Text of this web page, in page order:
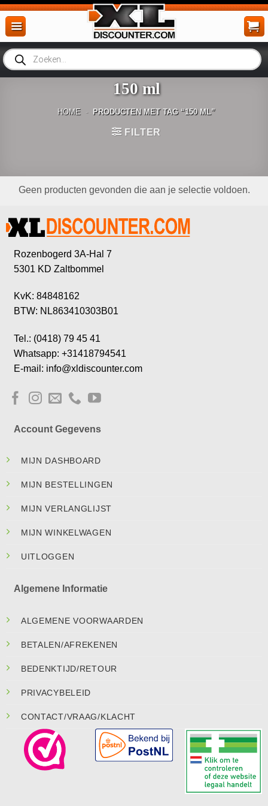
Ga
naar
inhoud
Producten
zoeken
150 ml
HOME - PRODUCTEN MET TAG “150 ML”
FILTER
Geen producten gevonden die aan je selectie voldoen.
Rozenbogerd 3A-Hal 7
5301 KD Zaltbommel
KvK: 84848162
BTW: NL863410303B01
Tel.: (0418) 79 45 41
Whatsapp: +31418794541
E-mail: info@xldiscounter.com
Account Gegevens
MIJN DASHBOARD
MIJN BESTELLINGEN
MIJN VERLANGLIJST
MIJN WINKELWAGEN
UITLOGGEN
Algemene Informatie
ALGEMENE VOORWAARDEN
BETALEN/AFREKENEN
BEDENKTIJD/RETOUR
PRIVACYBELEID
CONTACT/VRAAG/KLACHT